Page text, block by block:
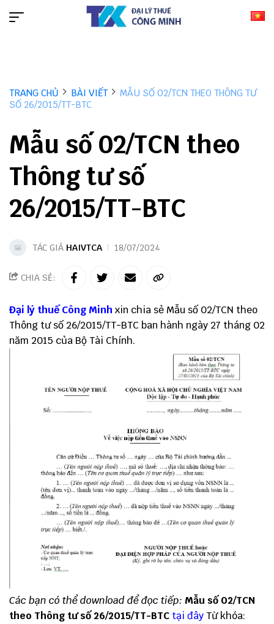
TRANG CHỦ BÀI VIẾT
MẪU SỐ 02/TCN THEO THÔNG TƯ
SỐ 26/2015/TT-BTC
Mẫu số 02/TCN theo
Thông tư số
26/2015/TT-BTC
TÁC GIẢ HAIVTCA 18/07/2024
CHIA SẺ:
Đại lý thuế Công Minh xin chia sẻ Mẫu số 02/TCN theo
Thông tư số 26/2015/TT-BTC ban hành ngày 27 tháng 02
năm 2015 của Bộ Tài Chính.
Các bạn có thể download để đọc tiếp: Mẫu số 02/TCN
theo Thông tư số 26/2015/TT-BTC tại đây Từ khóa: